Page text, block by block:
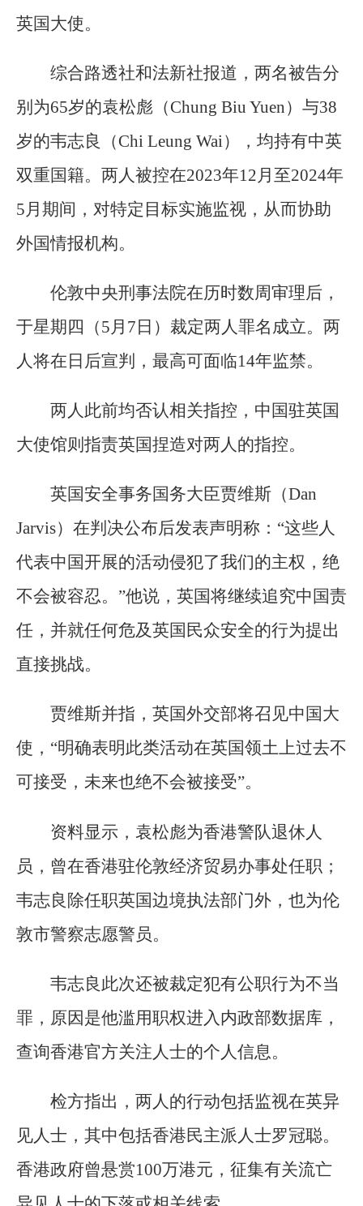
英国大使。
综合路透社和法新社报道，两名被告分
别为65岁的袁松彪（Chung Biu Yuen）与38
岁的韦志良（Chi Leung Wai），均持有中英
双重国籍。两人被控在2023年12月至2024年
5月期间，对特定目标实施监视，从而协助
外国情报机构。
伦敦中央刑事法院在历时数周审理后，
于星期四（5月7日）裁定两人罪名成立。两
人将在日后宣判，最高可面临14年监禁。
两人此前均否认相关指控，中国驻英国
大使馆则指责英国捏造对两人的指控。
英国安全事务国务大臣贾维斯（Dan
Jarvis）在判决公布后发表声明称：“这些人
代表中国开展的活动侵犯了我们的主权，绝
不会被容忍。”他说，英国将继续追究中国责
任，并就任何危及英国民众安全的行为提出
直接挑战。
贾维斯并指，英国外交部将召见中国大
使，“明确表明此类活动在英国领土上过去不
可接受，未来也绝不会被接受”。
资料显示，袁松彪为香港警队退休人
员，曾在香港驻伦敦经济贸易办事处任职；
韦志良除任职英国边境执法部门外，也为伦
敦市警察志愿警员。
韦志良此次还被裁定犯有公职行为不当
罪，原因是他滥用职权进入内政部数据库，
查询香港官方关注人士的个人信息。
检方指出，两人的行动包括监视在英异
见人士，其中包括香港民主派人士罗冠聪。
香港政府曾悬赏100万港元，征集有关流亡